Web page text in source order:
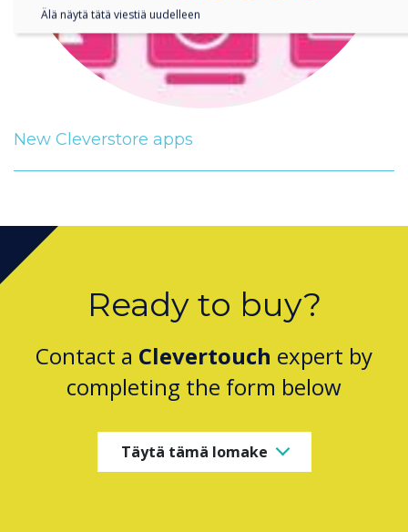
New Cleverstore apps
Ready to buy?
Contact a Clevertouch expert by
completing the form below
Täytä tämä lomake
Älä näytä tätä viestiä uudelleen